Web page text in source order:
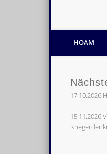
HOAM
17.10.2026
15.11.2026